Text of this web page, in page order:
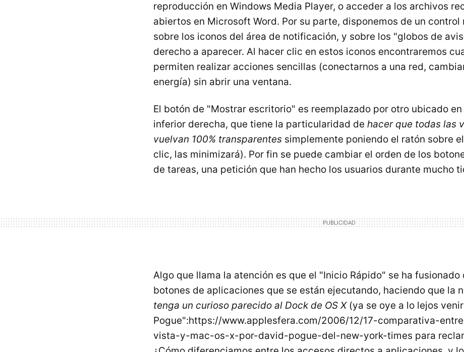
reproducción en Windows Media Player, o acceder a los archivos
abiertos en Microsoft Word. Por su parte, disponemos de un control
sobre los iconos del área de notificación, y sobre los "globos de
derecho a aparecer. Al hacer clic en estos iconos encontraremos
permiten realizar acciones sencillas (conectarnos a una red,
energía) sin abrir una ventana.
El botón de "Mostrar escritorio" es reemplazado por otro ubicado
inferior derecha, que tiene la particularidad de hacer que todas las
vuelvan 100% transparentes simplemente poniendo el ratón sobre
clic, las minimizará). Por fin se puede cambiar el orden de los
de tareas, una petición que han hecho los usuarios durante mucho
Algo que llama la atención es que el "Inicio Rápido" se ha fusionado
botones de aplicaciones que se están ejecutando, haciendo que la
tenga un curioso parecido al Dock de OS X(ya se oye a lo lejos
Pogue":https://www.applesfera.com/2006/12/17-comparativa-
vista-y-mac-os-x-por-david-pogue-del-new-york-times para